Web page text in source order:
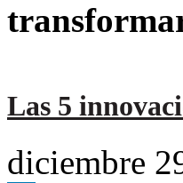
Las 5
diciembre